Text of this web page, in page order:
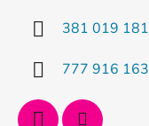
381 019 181
777 916 163